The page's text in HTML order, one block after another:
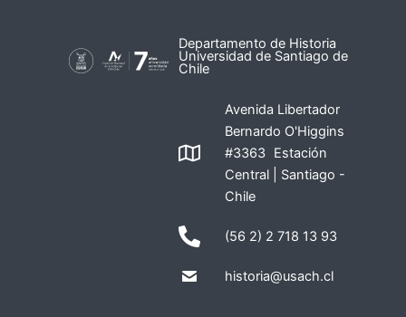
Departamento de Historia
Universidad de Santiago de
Chile
Avenida Libertador
Bernardo O'Higgins
#3363 Estación
Central | Santiago -
Chile
(56 2) 2 718 13 93
historia@usach.cl